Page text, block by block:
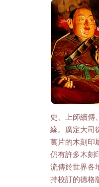
史、上師續傳
緣。廣定大司
萬片的木刻印
仍有許多木刻
流傳於世界各
持校訂的德格